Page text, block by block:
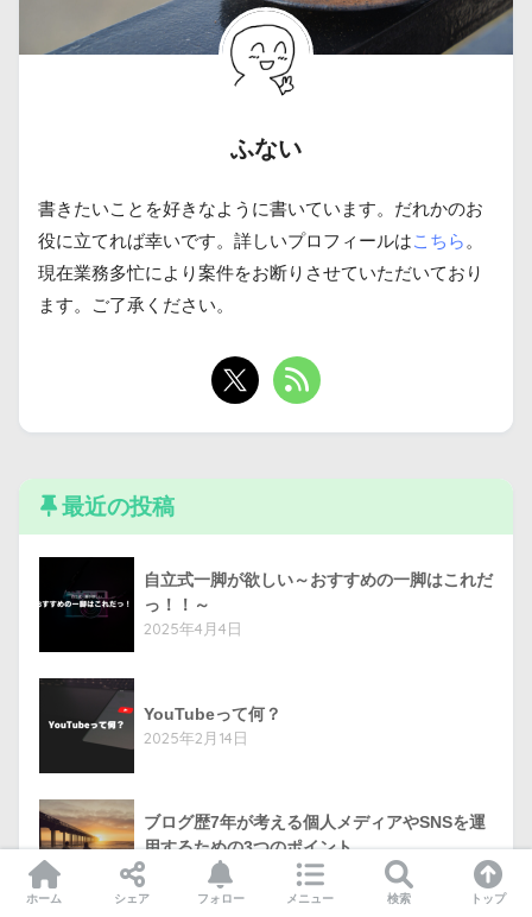
ふない
書きたいことを好きなように書いています。だれかのお
役に立てれば幸いです。詳しいプロフィールはこちら。
現在業務多忙により案件をお断りさせていただいており
ます。ご了承ください。
最近の投稿
自立式一脚が欲しい～おすすめの一脚はこれだ
っ！！～
2025年4月4日
YouTubeって何？
2025年2月14日
ブログ歴7年が考える個人メディアやSNSを運
用するための3つのポイント
2025年1月24日
ホーム シェア フォロー メニュー 検索 トップ